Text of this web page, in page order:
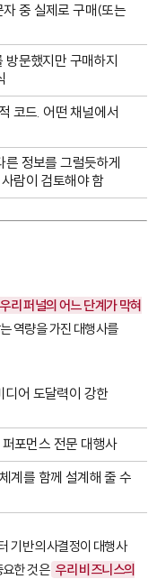
자 중 실제로 구매(또는
방문했지만 구매하지
코드. 어떤 채널에서
정보를 그럴듯하게
람이 검토해야 함
우리 퍼널의 어느 단계가 막혀
역량을 가진 대행사를
어 도달력이 강한
포먼스 전문 대행사
계를 함께 설계해 줄 수
기반 의사결정이 대행사
요한 것은 우리 비즈니스의